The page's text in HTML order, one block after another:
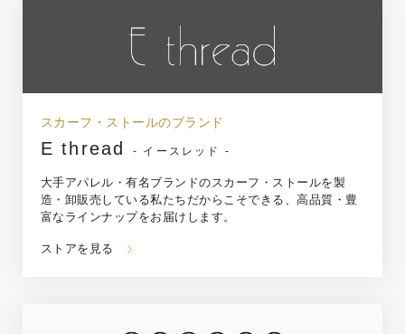
スカーフ・ストールのブランド
E thread - イースレッド -
大手アパレル・有名ブランドのスカーフ・ストールを製
造・卸販売している私たちだからこそできる、高品質・豊
富なラインナップをお届けします。
ストアを見る